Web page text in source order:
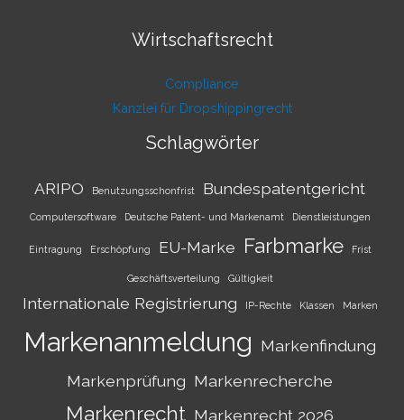
Wirtschaftsrecht
Compliance
Kanzlei für Dropshippingrecht
Schlagwörter
ARIPO Benutzungsschonfrist Bundespatentgericht
Computersoftware Deutsche Patent- und Markenamt Dienstleistungen
Eintragung Erschöpfung EU-Marke Farbmarke Frist
Geschäftsverteilung Gültigkeit
Internationale Registrierung IP-Rechte Klassen Marken
Markenanmeldung Markenfindung
Markenprüfung Markenrecherche
Markenrecht Markenrecht 2026